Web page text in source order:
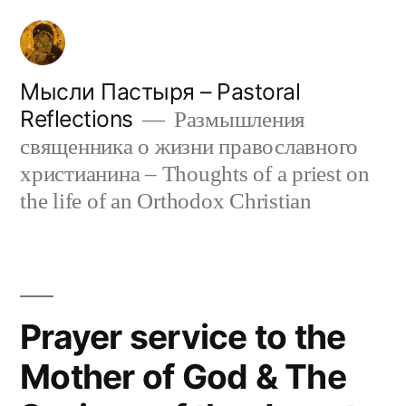
Skip
content
Мысли Пастыря – Pastoral
Reflections
Размышления
священника о жизни православного
христианина – Thoughts of a priest on
the life of an Orthodox Christian
Prayer service to the
Mother of God & The